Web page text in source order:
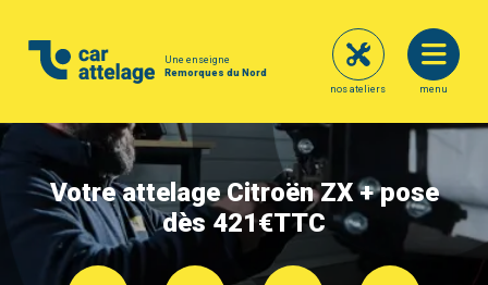
Une enseigne
Remorques du Nord
menu
nos ateliers
Votre attelage Citroën ZX + pose
dès 421€TTC